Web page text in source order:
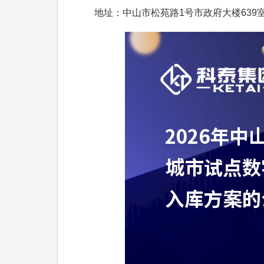
地址：中山市松苑路1号市政府大楼639